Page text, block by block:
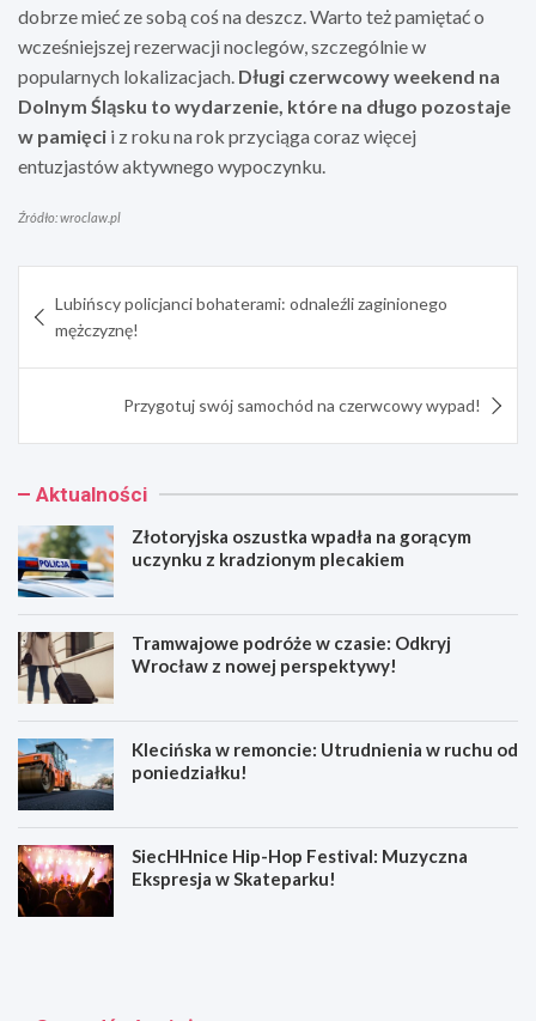
dobrze mieć ze sobą coś na deszcz. Warto też pamiętać o
wcześniejszej rezerwacji noclegów, szczególnie w
popularnych lokalizacjach. Długi czerwcowy weekend na
Dolnym Śląsku to wydarzenie, które na długo pozostaje
w pamięci i z roku na rok przyciąga coraz więcej
entuzjastów aktywnego wypoczynku.
Źródło: wroclaw.pl
wpisu
Lubińscy policjanci bohaterami: odnaleźli zaginionego
mężczyznę!
Przygotuj swój samochód na czerwcowy wypad!
Aktualności
Złotoryjska oszustka wpadła na gorącym
uczynku z kradzionym plecakiem
Tramwajowe podróże w czasie: Odkryj
Wrocław z nowej perspektywy!
Klecińska w remoncie: Utrudnienia w ruchu od
poniedziałku!
SiecHHnice Hip-Hop Festival: Muzyczna
Ekspresja w Skateparku!
Z
T